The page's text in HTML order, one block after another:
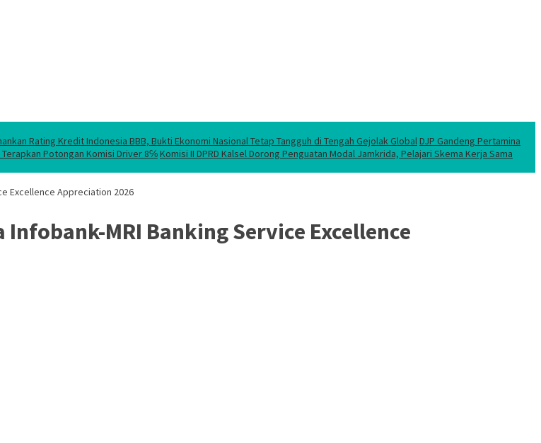
Rating Kredit Indonesia BBB, Bukti Ekonomi Nasional Tetap Tangguh di Tengah Gejolak GlobalDJP Gandeng Pertamina
Terapkan Potongan Komisi Driver 8℅Komisi II DPRD Kalsel Dorong Penguatan Modal Jamkrida, Pelajari Skema Kerja Sama
Excellence Appreciation 2026
MRI Banking Service Excellence